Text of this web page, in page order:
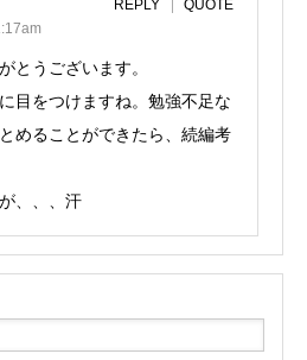
REPLY QUOTE
とうございます。
目をつけますね。勉強不足な
めることができたら、続編考
、、、汗